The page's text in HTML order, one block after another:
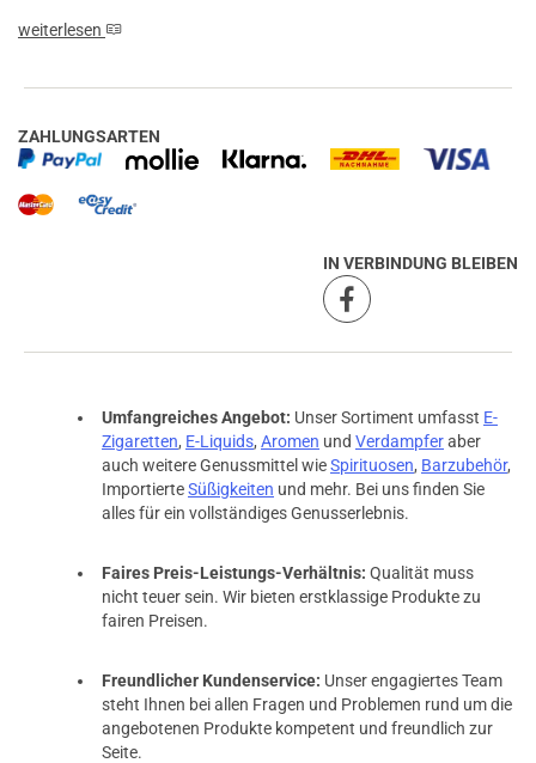
weiterlesen
ZAHLUNGSARTEN
IN VERBINDUNG BLEIBEN
Umfangreiches Angebot: Unser Sortiment umfasst E-
Zigaretten, E-Liquids, Aromen und Verdampferaber
auch weitere Genussmittel wieSpirituosen, Barzubehör,
ImportierteSüßigkeiten und mehr. Bei uns finden Sie
alles für ein vollständiges Genusserlebnis.
Faires Preis-Leistungs-Verhältnis: Qualität muss
nicht teuer sein. Wir bieten erstklassige Produkte zu
fairen Preisen.
Freundlicher Kundenservice: Unser engagiertes Team
steht Ihnen bei allen Fragen und Problemen rund um die
angebotenen Produkte kompetent und freundlich zur
Seite.